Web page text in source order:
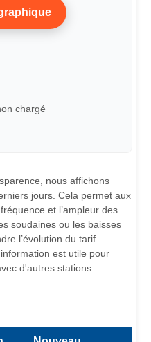
chargé
nous affichons
jours. Cela permet aux
et l’ampleur des
soudaines ou les baisses
l’évolution du tarif
est utile pour
d'autres stations